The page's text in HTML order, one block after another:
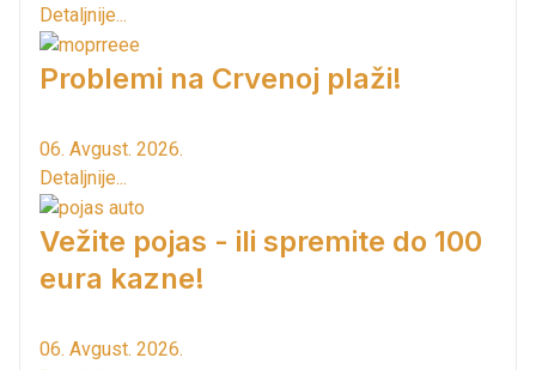
Detaljnije...
Problemi na Crvenoj plaži!
06. Avgust. 2026.
Detaljnije...
Vežite pojas - ili spremite do 100
eura kazne!
06. Avgust. 2026.